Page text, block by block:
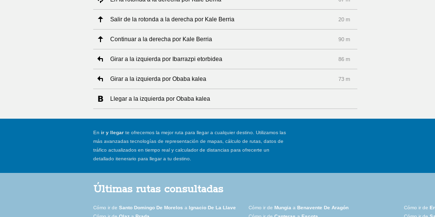
Salir de la rotonda a la derecha por Kale Berria 20 m
Continuar a la derecha por Kale Berria 90 m
Girar a la izquierda por Ibarrazpi etorbidea 86 m
Girar a la izquierda por Obaba kalea 73 m
Llegar a la izquierda por Obaba kalea
En ir y llegar te ofrecemos la mejor ruta para llegar a cualquier destino. Utilizamos las
más avanzadas tecnologías de representación de mapas, cálculo de rutas, datos de
tráfico actualizados en tiempo real y calculador de distancias para ofrecerte un
detallado itenerario para llegar a tu destino.
Últimas rutas consultadas
Cómo ir de Santo Domingo De Morelos a Ignacio De La Llave Cómo ir de Mungia a Benavente De Aragón Cómo ir de